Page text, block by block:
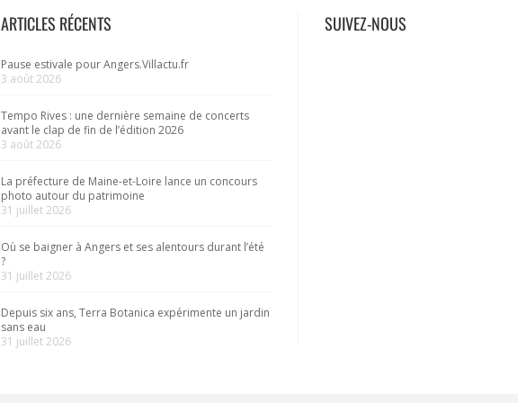
ARTICLES RÉCENTS
Pause estivale pour Angers.Villactu.fr
3 août 2026
Tempo Rives : une dernière semaine de concerts
avant le clap de fin de l’édition 2026
3 août 2026
La préfecture de Maine-et-Loire lance un concours
photo autour du patrimoine
31 juillet 2026
Où se baigner à Angers et ses alentours durant l’été
?
31 juillet 2026
Depuis six ans, Terra Botanica expérimente un jardin
sans eau
31 juillet 2026
SUIVEZ-NOUS